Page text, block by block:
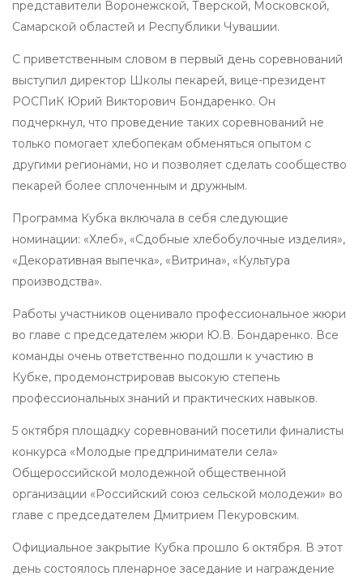
представители Воронежской, Тверской, Московской,
Самарской областей и Республики Чувашии.
С приветственным словом в первый день соревнований
выступил директор Школы пекарей, вице-президент
РОСПиК Юрий Викторович Бондаренко. Он
подчеркнул, что проведение таких соревнований не
только помогает хлебопекам обменяться опытом с
другими регионами, но и позволяет сделать сообщество
пекарей более сплоченным и дружным.
Программа Кубка включала в себя следующие
номинации: «Хлеб», «Сдобные хлебобулочные изделия»,
«Декоративная выпечка», «Витрина», «Культура
производства».
Работы участников оценивало профессиональное жюри
во главе с председателем жюри Ю.В. Бондаренко. Все
команды очень ответственно подошли к участию в
Кубке, продемонстрировав высокую степень
профессиональных знаний и практических навыков.
5 октября площадку соревнований посетили финалисты
конкурса «Молодые предприниматели села»
Общероссийской молодежной общественной
организации «Российский союз сельской молодежи» во
главе с председателем Дмитрием Пекуровским.
Официальное закрытие Кубка прошло 6 октября. В этот
день состоялось пленарное заседание и награждение